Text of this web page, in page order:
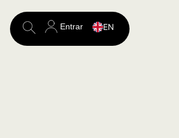
Search
Entrar EN